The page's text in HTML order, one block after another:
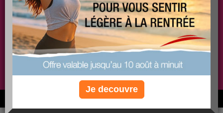
PLUS
EFFICACE
PLUS
SANTÉ
PLUS
COACHING
Non, je préfère le régime gratuit
6M de personnes ont maigri et réappris à manger avec nous
Je decouvre